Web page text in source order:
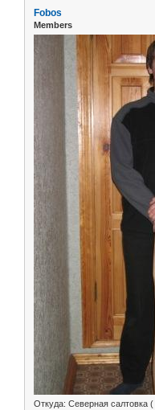
Fobos
Members
Откуда: Северная салтовка (